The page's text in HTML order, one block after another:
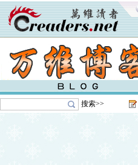
搜索>>